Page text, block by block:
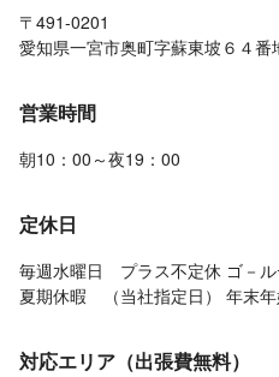
〒491-0201
愛知県一宮市奥町字蘇東坡６４番
営業時間
朝10：00～夜19：00
定休日
毎週水曜日 プラス不定休 ゴ－
夏期休暇 （当社指定日） 年末
対応エリア（出張費無料）